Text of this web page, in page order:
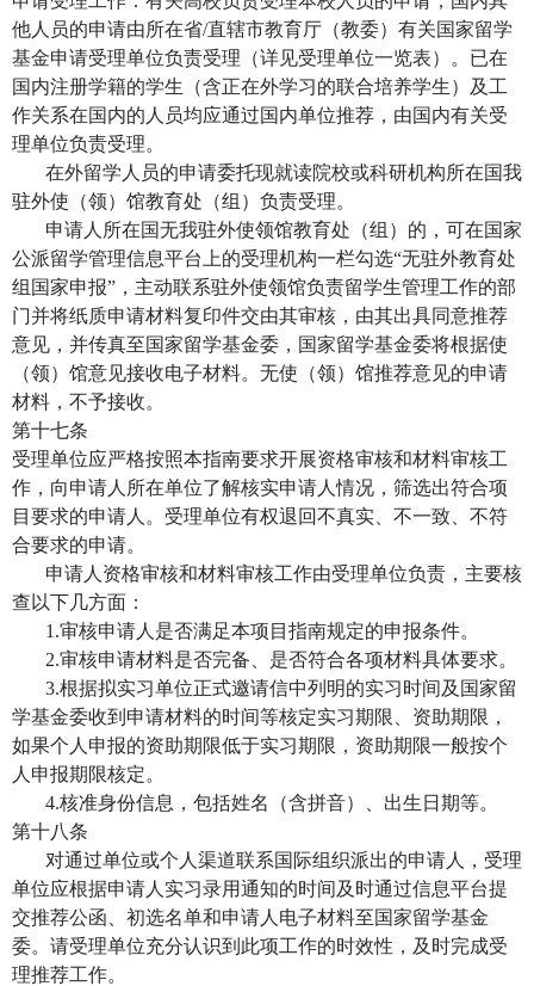
他人员的申请由所在省/直辖市教育厅（教委）有关国家留学
基金申请受理单位负责受理（详见受理单位一览表）。已在
国内注册学籍的学生（含正在外学习的联合培养学生）及工
作关系在国内的人员均应通过国内单位推荐，由国内有关受
理单位负责受理。
在外留学人员的申请委托现就读院校或科研机构所在国我
驻外使（领）馆教育处（组）负责受理。
申请人所在国无我驻外使领馆教育处（组）的，可在国家
公派留学管理信息平台上的受理机构一栏勾选“无驻外教育处
组国家申报”，主动联系驻外使领馆负责留学生管理工作的部
门并将纸质申请材料复印件交由其审核，由其出具同意推荐
意见，并传真至国家留学基金委，国家留学基金委将根据使
（领）馆意见接收电子材料。无使（领）馆推荐意见的申请
材料，不予接收。
第十七条
受理单位应严格按照本指南要求开展资格审核和材料审核工
作，向申请人所在单位了解核实申请人情况，筛选出符合项
目要求的申请人。受理单位有权退回不真实、不一致、不符
合要求的申请。
申请人资格审核和材料审核工作由受理单位负责，主要核
查以下几方面：
1.审核申请人是否满足本项目指南规定的申报条件。
2.审核申请材料是否完备、是否符合各项材料具体要求。
3.根据拟实习单位正式邀请信中列明的实习时间及国家留
学基金委收到申请材料的时间等核定实习期限、资助期限，
如果个人申报的资助期限低于实习期限，资助期限一般按个
人申报期限核定。
4.核准身份信息，包括姓名（含拼音）、出生日期等。
第十八条
对通过单位或个人渠道联系国际组织派出的申请人，受理
单位应根据申请人实习录用通知的时间及时通过信息平台提
交推荐公函、初选名单和申请人电子材料至国家留学基金
委。请受理单位充分认识到此项工作的时效性，及时完成受
理推荐工作。